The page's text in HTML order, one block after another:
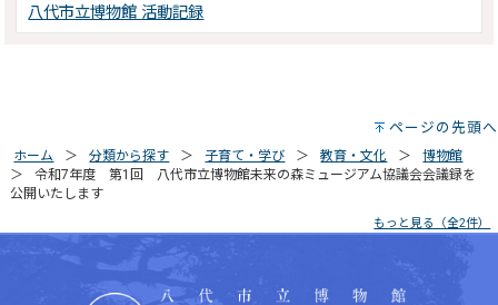
八代市立博物館 活動記録
ページの先頭へ
ホーム 分類から探す 子育て・学び 教育・文化
博物館
令和7年度 第1回 八代市立博物館未来の森ミュージアム協議会会議録を
公開いたします
もっと見る（全2件）